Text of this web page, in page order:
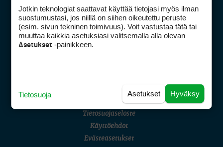
Golfpisteen yhteystiedot
DSA avoimuusraportti
Asiakaspalvelu
(digi) digi@otavamedia.fi
Tietosuojaseloste
Käyttöehdot
Evästeasetukset
Jotkin teknologiat saattavat käyttää tietojasi myös ilman
suostumustasi, jos niillä on siihen oikeutettu peruste
(esim. sivun tekninen toimivuus). Voit vastustaa tätä tai
muuttaa kaikkia asetuksiasi valitsemalla alla olevan
Asetukset -painikkeen.
Hyväksy
Asetukset
Tietosuoja